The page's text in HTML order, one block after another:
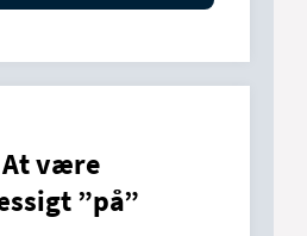
At være
”på”